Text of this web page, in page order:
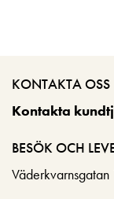
KONTAKTA OSS
Kontakta
BESÖK OCH